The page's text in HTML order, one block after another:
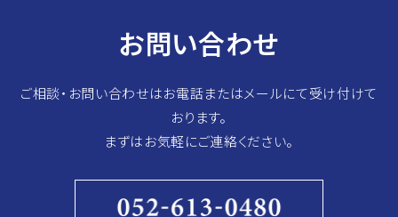
お問い合わせ
ご相談・お問い合わせはお電話またはメールにて受け付けて
おります。
まずはお気軽にご連絡ください。